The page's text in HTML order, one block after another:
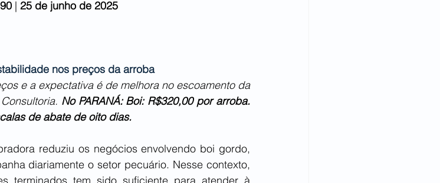
| 25 de junho de 2025
nos preços da arroba
e a expectativa é de melhora no escoamento da
No PARANÁ: Boi: R$320,00 por arroba.
de abate de oito dias.
reduziu os negócios envolvendo boi gordo,
diariamente o setor pecuário. Nesse contexto,
terminados tem sido suficiente para atender à